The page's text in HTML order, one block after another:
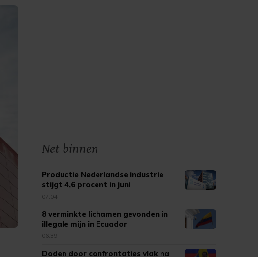
Net binnen
Productie Nederlandse industrie
stijgt 4,6 procent in juni
07:04
8 verminkte lichamen gevonden in
illegale mijn in Ecuador
06:39
Doden door confrontaties vlak na